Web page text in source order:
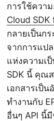
การใช้ควา
Cloud SDK
กลายเป็นก
จากการแป
แห่งความเ
SDK นี้ คุณ
เอกสารเป็
ทำงานกับ
อื่นๆ API นี้